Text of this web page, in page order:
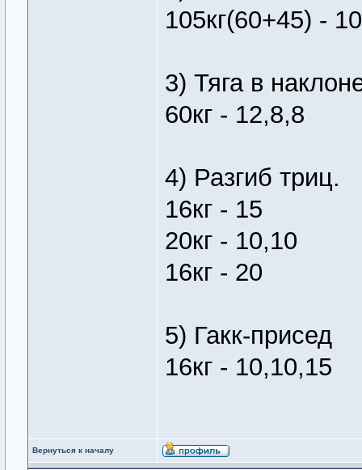
105кг(60+45) -
3) Тяга в
60кг - 12,8,8
4) Разгиб триц.
16кг - 15
20кг - 10,10
16кг - 20
5) Гакк-присед
16кг - 10,10,15
Вернуться к началу